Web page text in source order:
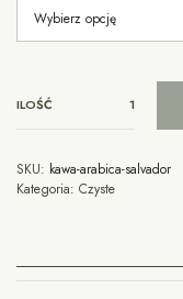
ILOŚĆ
SKU: kawa-arabica-salvador
Kategoria: Czyste